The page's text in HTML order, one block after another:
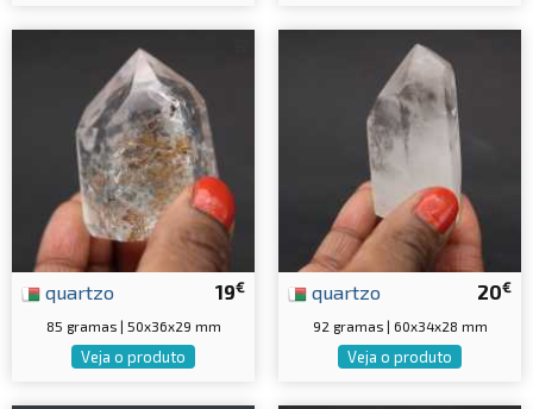
19€
quartzo
85 gramas | 50x36x29 mm
Veja o produto
20€
quartzo
92 gramas | 60x34x28 mm
Veja o produto